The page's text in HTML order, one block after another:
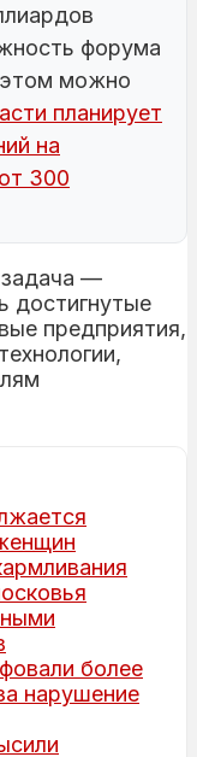
форума
можно
планирует
на
300
задача —
достигнутые
предприятия,
более
нарушение